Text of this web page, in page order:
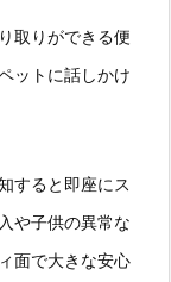
取りができる便
ットに話しかけ
すると即座にス
や子供の異常な
面で大きな安心